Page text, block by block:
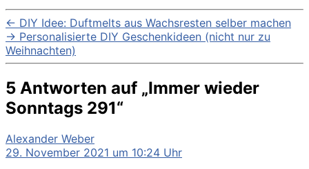
← DIY Idee: Duftmelts aus Wachsresten selber machen
→ Personalisierte DIY Geschenkideen (nicht nur zu
Weihnachten)
5 Antworten auf „Immer wieder
Sonntags 291“
Alexander Webersagt:
29. November 2021 um 10:24 Uhr